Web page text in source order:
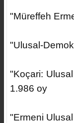
"Müreffeh
"Ulusal-
"Koçari:
1.986 oy
"Ermeni